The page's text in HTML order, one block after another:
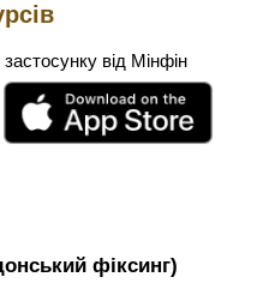
від Мінфін
фіксинг)